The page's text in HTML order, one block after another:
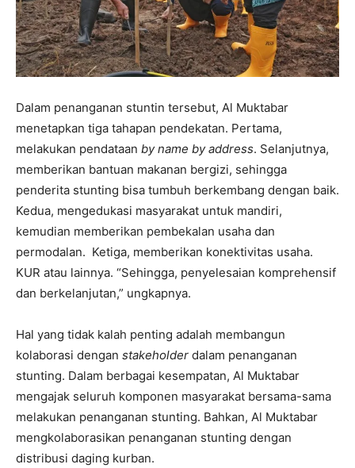
Dalam penanganan stuntin tersebut, Al Muktabar
menetapkan tiga tahapan pendekatan. Pertama,
melakukan pendataan by name by address. Selanjutnya,
memberikan bantuan makanan bergizi, sehingga
penderita stunting bisa tumbuh berkembang dengan baik.
Kedua, mengedukasi masyarakat untuk mandiri,
kemudian memberikan pembekalan usaha dan
permodalan. Ketiga, memberikan konektivitas usaha.
KUR atau lainnya. “Sehingga, penyelesaian komprehensif
dan berkelanjutan,” ungkapnya.
Hal yang tidak kalah penting adalah membangun
kolaborasi dengan stakeholder dalam penanganan
stunting. Dalam berbagai kesempatan, Al Muktabar
mengajak seluruh komponen masyarakat bersama-sama
melakukan penanganan stunting. Bahkan, Al Muktabar
mengkolaborasikan penanganan stunting dengan
distribusi daging kurban.